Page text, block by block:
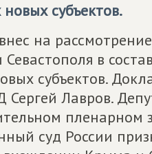
субъектов.
на
в
субъектов.
Сергей Лавров.
пленарном
суд России